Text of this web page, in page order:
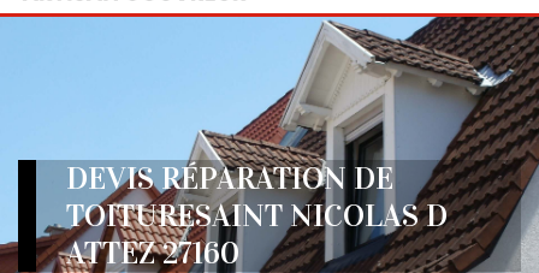
DEVIS RÉPARATION DE
TOITURESAINT NICOLAS D
ATTEZ 27160